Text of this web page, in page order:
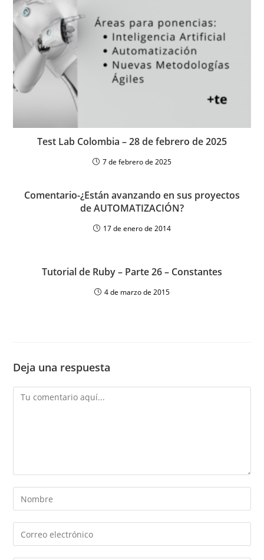
Test Lab Colombia – 28 de febrero de 2025
7 de febrero de 2025
Comentario-¿Están avanzando en sus proyectos
de AUTOMATIZACIÓN?
17 de enero de 2014
Tutorial de Ruby – Parte 26 – Constantes
4 de marzo de 2015
Deja una respuesta